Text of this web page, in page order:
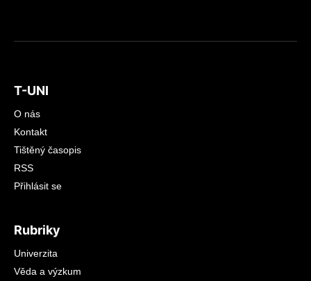
T-UNI
O nás
Kontakt
Tištěný časopis
RSS
Přihlásit se
Rubriky
Univerzita
Věda a výzkum